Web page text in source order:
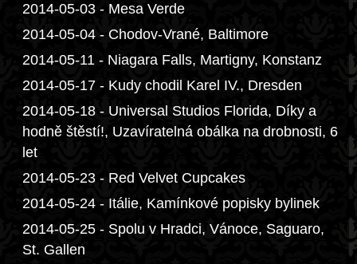
2014-05-03 - Mesa Verde
2014-05-04 - Chodov-Vrané, Baltimore
2014-05-11 - Niagara Falls, Martigny, Konstanz
2014-05-17 - Kudy chodil Karel IV., Dresden
2014-05-18 - Universal Studios Florida, Díky a
hodně štěstí!, Uzavíratelná obálka na drobnosti, 6
let
2014-05-23 - Red Velvet Cupcakes
2014-05-24 - Itálie, Kamínkové popisky bylinek
2014-05-25 - Spolu v Hradci, Vánoce, Saguaro,
St. Gallen